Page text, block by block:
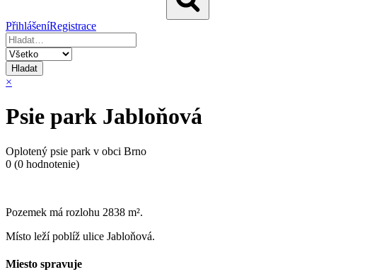
PřihlášeníRegistrace
Hladat
×
Psie park Jabloňová
Oplotený psie park v obci Brno
0 (0 hodnotenie)
Pozemek má rozlohu 2838 m².
Místo leží poblíž ulice Jabloňová.
Miesto spravuje